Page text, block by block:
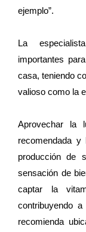
ejemplo”.
La
importantes
casa, teniendo
valioso como la
Aprovechar la
recomendada
producción de
sensación de
captar la
contribuyendo
recomienda